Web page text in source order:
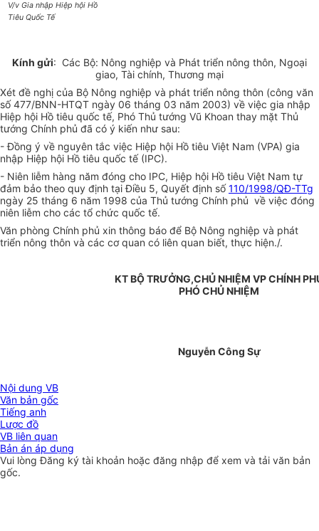
V/v Gia nhập Hiệp hội Hồ
Tiêu Quốc Tế
Kính gửi: Các Bộ: Nông nghiệp và Phát triển nông thôn, Ngoại
giao, Tài chính, Thương mại
Xét đề nghị của Bộ Nông nghiệp và phát triển nông thôn (công văn
số 477/BNN-HTQT ngày 06 tháng 03 năm 2003) về việc gia nhập
Hiệp hội Hồ tiêu quốc tế, Phó Thủ tướng Vũ Khoan thay mặt Thủ
tướng Chính phủ đã có ý kiến như sau:
- Đồng ý về nguyên tắc việc Hiệp hội Hồ tiêu Việt Nam (VPA) gia
nhập Hiệp hội Hồ tiêu quốc tế (IPC).
- Niên liễm hàng năm đóng cho IPC, Hiệp hội Hồ tiêu Việt Nam tự
đảm bảo theo quy định tại Điều 5, Quyết định số110/1998/QĐ-TTg
ngày 25 tháng 6 năm 1998 của Thủ tướng Chính phủ về việc đóng
niên liễm cho các tổ chức quốc tế.
Văn phòng Chính phủ xin thông báo để Bộ Nông nghiệp và phát
triển nông thôn và các cơ quan có liên quan biết, thực hiện./.
KT BỘ TRƯỞNG,CHỦ NHIỆM VP CHÍNH
PHÓ CHỦ NHIỆM
Nguyễn Công Sự
Nội dung VB
Văn bản gốc
Tiếng anh
Lược đồ
VB liên quan
Bản án áp dụng
Vui lòngĐăng ký tài khoản hoặc đăng nhập để xem và tải văn bản
gốc.